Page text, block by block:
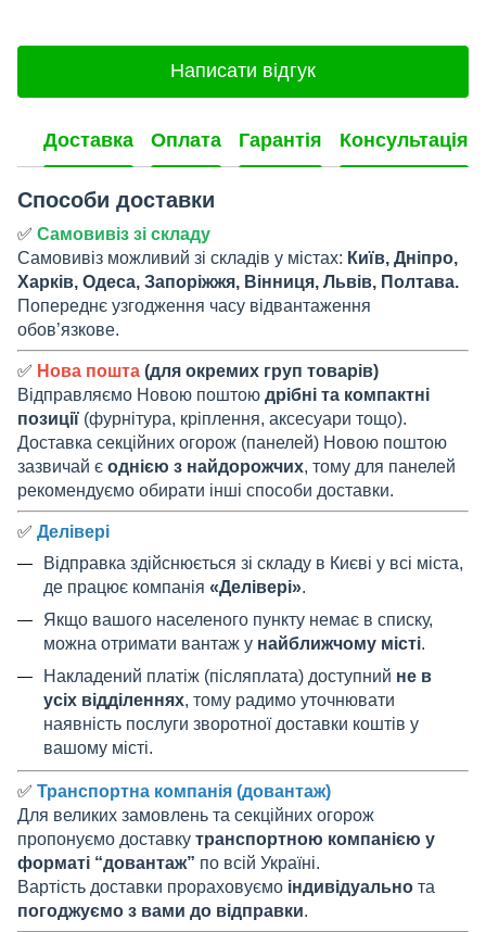
Написати відгук
Доставка Оплата Гарантія Консультація
Способи доставки
✅ Самовивіз зі складу
Самовивіз можливий зі складів у містах: Київ, Дніпро,
Харків, Одеса, Запоріжжя, Вінниця, Львів, Полтава.
Попереднє узгодження часу відвантаження
обов’язкове.
✅ Нова пошта (для окремих груп товарів)
Відправляємо Новою поштою дрібні та компактні
позиції (фурнітура, кріплення, аксесуари тощо).
Доставка секційних огорож (панелей) Новою поштою
зазвичай є однією з найдорожчих, тому для панелей
рекомендуємо обирати інші способи доставки.
✅ Делівері
Відправка здійснюється зі складу в Києві у всі міста,
де працює компанія «Делівері».
Якщо вашого населеного пункту немає в списку,
можна отримати вантаж у найближчому місті.
Накладений платіж (післяплата) доступний не в
усіх відділеннях, тому радимо уточнювати
наявність послуги зворотної доставки коштів у
вашому місті.
✅ Транспортна компанія (довантаж)
Для великих замовлень та секційних огорож
пропонуємо доставку транспортною компанією у
форматі “довантаж” по всій Україні.
Вартість доставки прораховуємо індивідуально та
погоджуємо з вами до відправки.